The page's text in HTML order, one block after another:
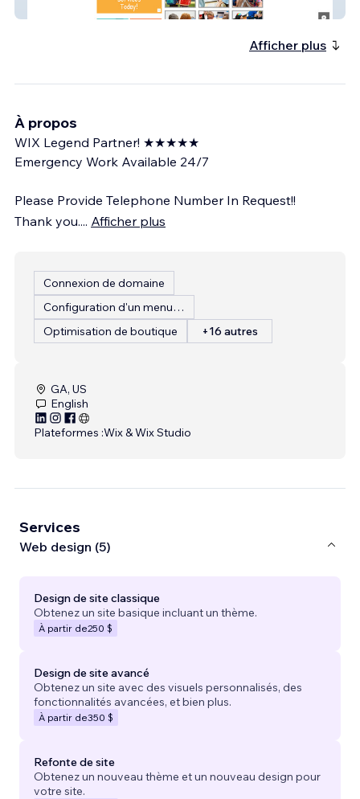
Stepwise Kids Therapy
Afficher plus
À propos
WIX Legend Partner! ★★★★★
Emergency Work Available 24/7
Please Provide Telephone Number In Request!!
Thank you.... Afficher plus
Connexion de domaine
Configuration d'un menu de restaurant
Optimisation de boutique
+16 autres
GA, US
English
Plateformes :Wix & Wix Studio
Services
Web design (5)
Design de site classique
Obtenez un site basique incluant un thème.
À partir de250 $
Design de site avancé
Obtenez un site avec des visuels personnalisés, des
fonctionnalités avancées, et bien plus.
À partir de350 $
Refonte de site
Obtenez un nouveau thème et un nouveau design pour
votre site.